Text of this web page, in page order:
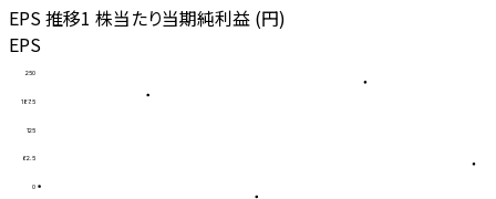
EPS 推移1 株当たり当期純利益 (円)
EPS
0
62.5
125
187.5
250